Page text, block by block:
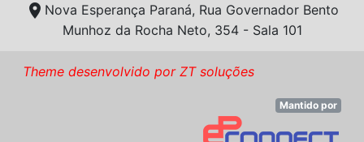
location_on Nova Esperança Paraná, Rua Governador Bento
Munhoz da Rocha Neto, 354 - Sala 101
Theme desenvolvido por ZT soluções
Mantido por